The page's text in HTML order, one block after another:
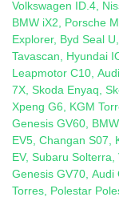
Volkswagen ID.4,
BMW iX2, Porsche
Explorer, Byd Seal U,
Tavascan, Hyundai
Leapmotor C10,
7X, Skoda Enyaq,
Xpeng G6, KGM
Genesis GV60,
EV5, Changan S07,
EV, Subaru Solterra,
Genesis GV70, Audi
Torres, Polestar